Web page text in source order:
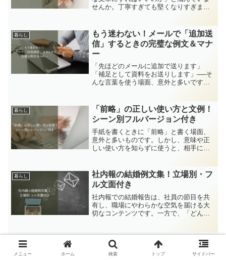
せんか。丁寧すぎても堅くなりすぎます
ージ 例文 webをテーマに、基本マナーか
ら相手別の大量...
暮らし
もう迷わない！メールで「追加送
信」するときの完璧な例文＆マナ
ー
「先ほどのメールに追加で送ります」
「補足として資料をお送りします」──そ
んな言葉を使う場面、意外と多いですよ
は？」と迷う方も多いはずです。この記
事では、ビジネスメールで「追...
暮らし
「前略」の正しい使い方と文例！
シーン別フルバージョン付き
手紙を書くときに「前略」と書く場面、
意外と多いものです。しかし、意味や正
しい使い方を知らずに使うと、相手に失
味や「拝啓」との違い、結語の正しい使
い方をわかりやすく解説しま...
暮らし
社内報の結婚例文集！立場別・フ
ル文面付き
社内報での結婚報告は、社員の節目を共
有し、職場にやわらかな空気を届ける大
切なコンテンツです。一方で、「どんな
安心して使える結婚例文を...
暮らし
バレンタインの英語メッセージ｜
職場で好印象を与える例文＆マナ
メニュー ホーム 検索 トップ サイドバー